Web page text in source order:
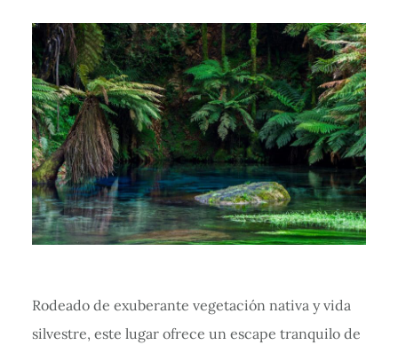
Rodeado de exuberante vegetación nativa y vida
silvestre, este lugar ofrece un escape tranquilo de